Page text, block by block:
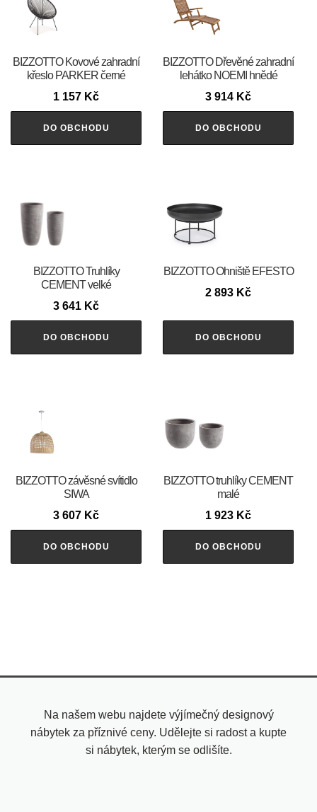
BIZZOTTO Kovové zahradní
křeslo PARKER černé
1 157 Kč
DO OBCHODU
BIZZOTTO Dřevěné zahradní
lehátko NOEMI hnědé
3 914 Kč
DO OBCHODU
BIZZOTTO Truhlíky
CEMENT velké
3 641 Kč
DO OBCHODU
BIZZOTTO Ohniště EFESTO
2 893 Kč
DO OBCHODU
BIZZOTTO závěsné svítidlo
SIWA
3 607 Kč
DO OBCHODU
BIZZOTTO truhlíky CEMENT
malé
1 923 Kč
DO OBCHODU
Na našem webu najdete výjímečný designový
nábytek za příznivé ceny. Udělejte si radost a kupte
si nábytek, kterým se odlišíte.